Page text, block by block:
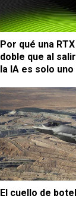
Por qué una
doble que al
la IA es solo uno
El cuello de